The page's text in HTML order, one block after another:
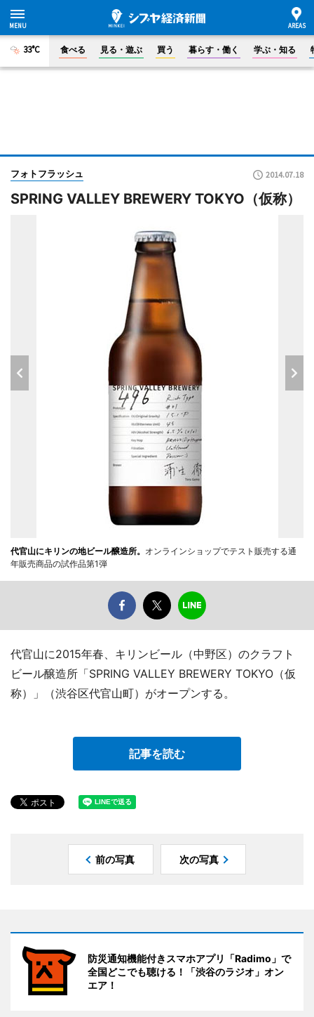
33°C 食べる 見る・遊ぶ 買う 暮らす・働く 学ぶ・知る
フォトフラッシュ 2014.07.18
SPRING VALLEY BREWERY TOKYO（仮称）
代官山にキリンの地ビール醸造所。 オンラインショップでテスト販売する通
年販売商品の試作品第1弾
代官山に2015年春、キリンビール（中野区）のクラフト
ビール醸造所「SPRING VALLEY BREWERY TOKYO（仮
称）」（渋谷区代官山町）がオープンする。
記事を読む
前の写真 次の写真
防災通知機能付きスマホアプリ「Radimo」で
全国どこでも聴ける！「渋谷のラジオ」オン
エア！